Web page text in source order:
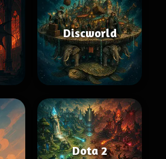
Discworld
Dota 2